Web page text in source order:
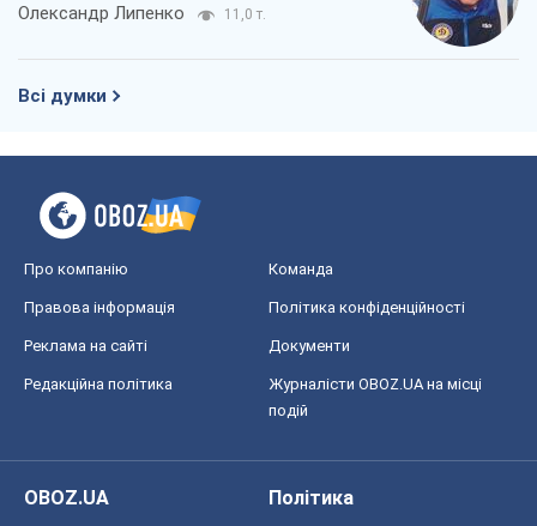
Олександр Липенко 11,0 т.
Всі думки
Про компанію Команда
Правова інформація Політика конфіденційності
Реклама на сайті Документи
Редакційна політика
Журналісти OBOZ.UA на місці
подій
OBOZ.UA
Політика